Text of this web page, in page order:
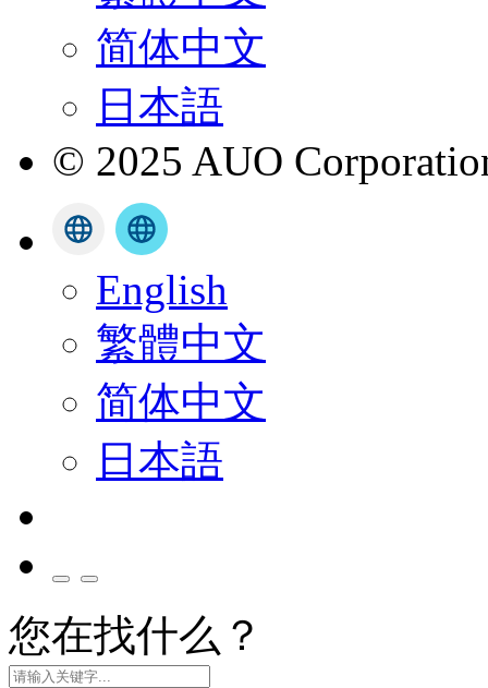
简体中文
日本語
© 2025 AUO
English
繁體中文
简体中文
日本語
您在找什么？